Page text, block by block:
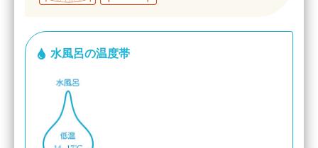
水風呂の温度帯